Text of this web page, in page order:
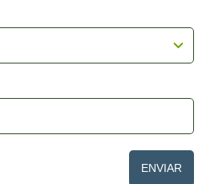
ENVIAR